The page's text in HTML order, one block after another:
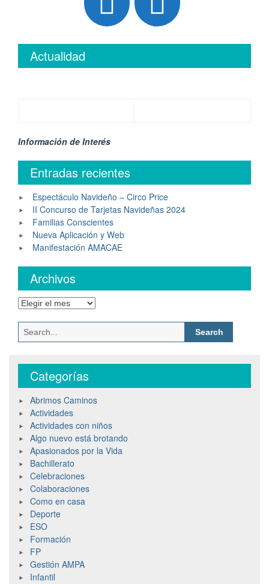
Actualidad
Información de Interés
Entradas recientes
Espectáculo Navideño – Circo Price
II Concurso de Tarjetas Navideñas 2024
Familias Conscientes
Nueva Aplicación y Web
Manifestación AMACAE
Archivos
Categorías
Abrimos Caminos
Actividades
Actividades con niños
Algo nuevo está brotando
Apasionados por la Vida
Bachillerato
Celebraciones
Colaboraciones
Como en casa
Deporte
ESO
Formación
FP
Gestión AMPA
Infantil